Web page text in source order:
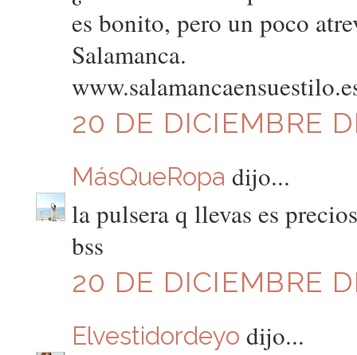
es bonito, pero un poco
Salamanca.
20 DE DICIEMBRE
MásQueRopa dijo...
la pulsera q llevas es
bss
20 DE DICIEMBRE
Elvestidordeyo dijo...